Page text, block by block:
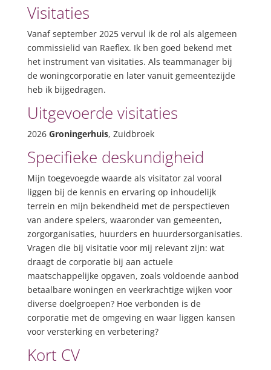
Visitaties
Vanaf september 2025 vervul ik de rol als algemeen
commissielid van Raeflex. Ik ben goed bekend met
het instrument van visitaties. Als teammanager bij
de woningcorporatie en later vanuit gemeentezijde
heb ik bijgedragen.
Uitgevoerde visitaties
2026 Groningerhuis, Zuidbroek
Specifieke deskundigheid
Mijn toegevoegde waarde als visitator zal vooral
liggen bij de kennis en ervaring op inhoudelijk
terrein en mijn bekendheid met de perspectieven
van andere spelers, waaronder van gemeenten,
zorgorganisaties, huurders en huurdersorganisaties.
Vragen die bij visitatie voor mij relevant zijn: wat
draagt de corporatie bij aan actuele
maatschappelijke opgaven, zoals voldoende aanbod
betaalbare woningen en veerkrachtige wijken voor
diverse doelgroepen? Hoe verbonden is de
corporatie met de omgeving en waar liggen kansen
voor versterking en verbetering?
Kort CV